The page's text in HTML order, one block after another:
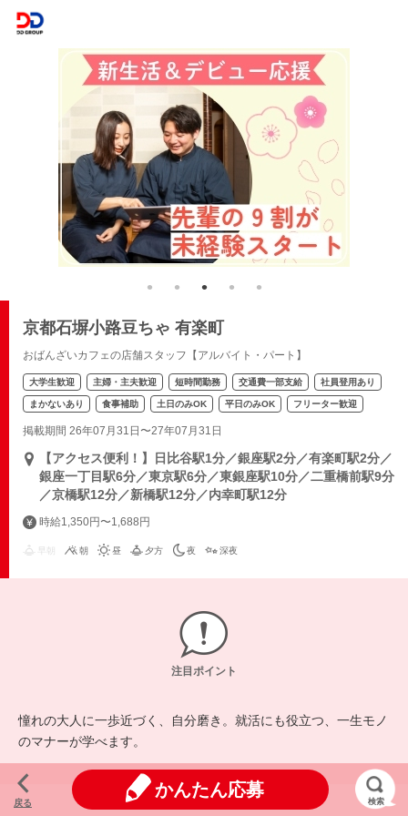
京都石塀小路豆ちゃ 有楽町
おばんざいカフェの店舗スタッフ【アルバイト・パート】
大学生歓迎 主婦・主夫歓迎 短時間勤務 交通費一部支給 社員登用あり
まかないあり 食事補助 土日のみOK 平日のみOK フリーター歓迎
掲載期間 26年07月31日〜27年07月31日
【アクセス便利！】日比谷駅1分／銀座駅2分／有楽町駅2分／
銀座一丁目駅6分／東京駅6分／東銀座駅10分／二重橋前駅9分
／京橋駅12分／新橋駅12分／内幸町駅12分
時給1,350円〜1,688円
朝 昼 夕方 夜 深夜
注目ポイント
憧れの大人に一歩近づく、自分磨き。就活にも役立つ、一生モノ
のマナーが学べます。
戻る
かんたん応募
検索